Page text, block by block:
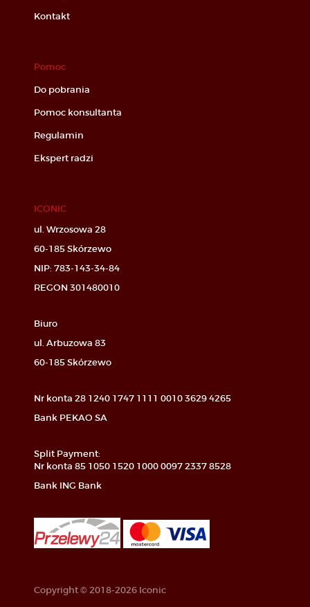
Kontakt
Pomoc
Do pobrania
Pomoc konsultanta
Regulamin
Ekspert radzi
ICONIC
ul. Wrzosowa 28
60-185 Skórzewo
NIP: 783-143-34-84
REGON 301480010
Biuro
ul. Arbuzowa 83
60-185 Skórzewo
Nr konta 28 1240 1747 1111 0010 3629 4265
Bank PEKAO SA
Split Payment:
Nr konta 85 1050 1520 1000 0097 2337 8528
Bank ING Bank
Copyright © 2018-2026 Iconic